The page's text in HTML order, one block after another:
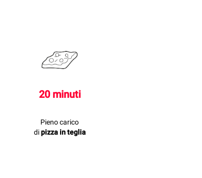
20 minuti
Pieno carico
dipizza in teglia